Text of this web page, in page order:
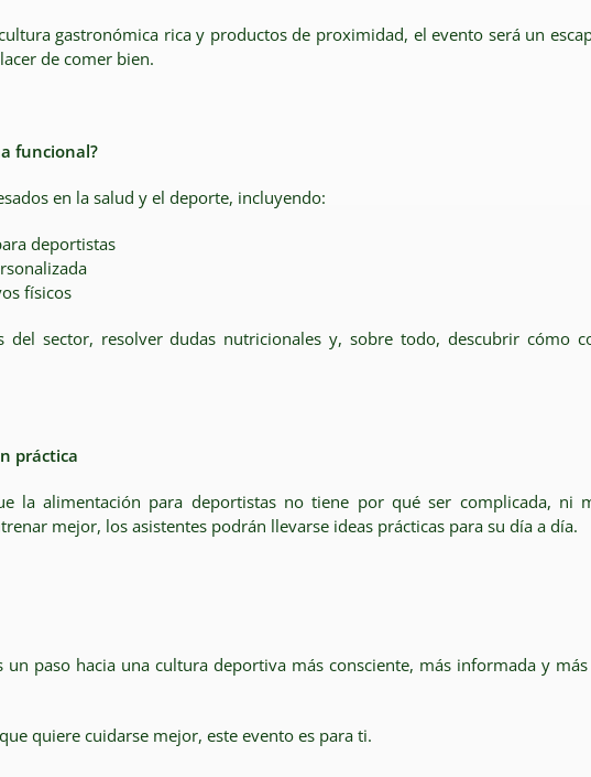
gastronómica rica y productos de proximidad, el evento será un
de comer bien.
funcional?
en la salud y el deporte, incluyendo:
deportistas
físicos
del sector, resolver dudas nutricionales y, sobre todo, descubrir cómo
práctica
la alimentación para deportistas no tiene por qué ser complicada, ni
mejor, los asistentes podrán llevarse ideas prácticas para su día a día.
paso hacia una cultura deportiva más consciente, más informada y
quiere cuidarse mejor, este evento es para ti.